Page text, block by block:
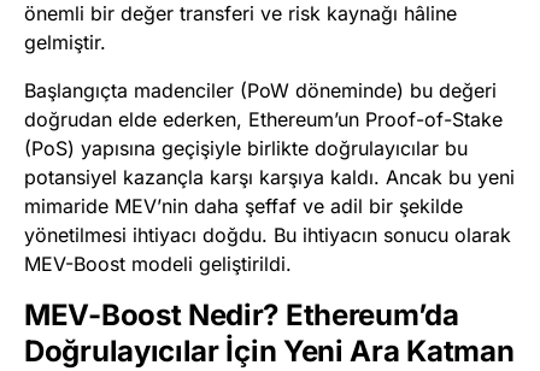
önemli bir değer transferi ve risk kaynağı hâline
gelmiştir.
Başlangıçta madenciler (PoW döneminde) bu değeri
doğrudan elde ederken, Ethereum’un Proof-of-Stake
(PoS) yapısına geçişiyle birlikte doğrulayıcılar bu
potansiyel kazançla karşı karşıya kaldı. Ancak bu yeni
mimaride MEV’nin daha şeffaf ve adil bir şekilde
yönetilmesi ihtiyacı doğdu. Bu ihtiyacın sonucu olarak
MEV-Boost modeli geliştirildi.
MEV-Boost Nedir? Ethereum’da
Doğrulayıcılar İçin Yeni Ara Katman